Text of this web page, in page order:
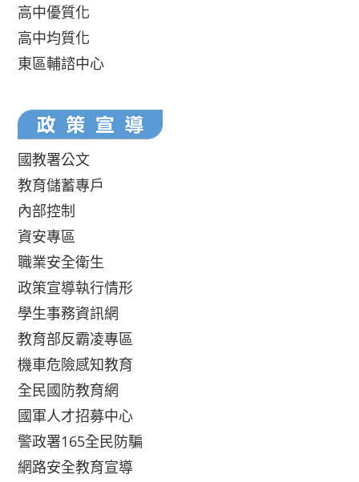
高中優質化
高中均質化
東區輔諮中心
國教署公文
教育儲蓄專戶
內部控制
資安專區
職業安全衛生
政策宣導執行情形
學生事務資訊網
教育部反霸凌專區
機車危險感知教育
全民國防教育網
國軍人才招募中心
警政署165全民防騙
網路安全教育宣導